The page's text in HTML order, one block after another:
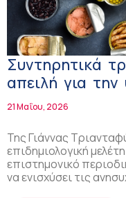
Συντηρητικά
απειλή για την
21 Μαΐου, 2026
Της Γιάννας
επιδημιολογική
επιστημονικό
να ενισχύσει τις